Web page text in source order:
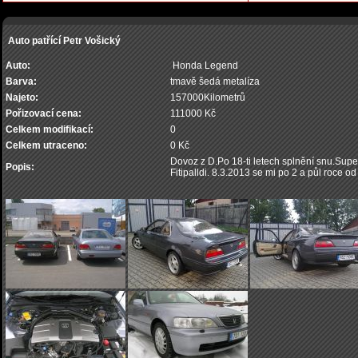
Auto patřící Petr Vošický
Auto:
Honda Legend
Barva:
tmavě šedá metalíza
Najeto:
157000Kilometrů
Pořizovací cena:
111000 Kč
Celkem modifikací:
0
Celkem utraceno:
0 Kč
Popis:
Dovoz z D.Po 18-ti letech splnění
Fitipalldi. 8.3.2013 se mi po 2 a půl roce